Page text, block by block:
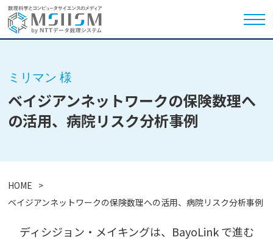
ミリマン 様
ベイジアンネットワークの保険数理へ
の活用、病院リスク分析事例
HOME
ベイジアンネットワークの保険数理への活用、病院リスク分析事例
ディシジョン・メイキングは、BayoLink で進む